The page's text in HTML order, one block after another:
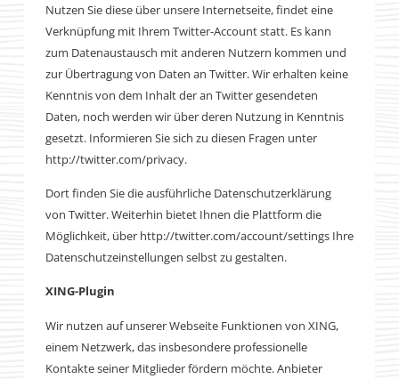
Nutzen Sie diese über unsere Internetseite, findet eine
Verknüpfung mit Ihrem Twitter-Account statt. Es kann
zum Datenaustausch mit anderen Nutzern kommen und
zur Übertragung von Daten an Twitter. Wir erhalten keine
Kenntnis von dem Inhalt der an Twitter gesendeten
Daten, noch werden wir über deren Nutzung in Kenntnis
gesetzt. Informieren Sie sich zu diesen Fragen unter
http://twitter.com/privacy.
Dort finden Sie die ausführliche Datenschutzerklärung
von Twitter. Weiterhin bietet Ihnen die Plattform die
Möglichkeit, über http://twitter.com/account/settings Ihre
Datenschutzeinstellungen selbst zu gestalten.
XING-Plugin
Wir nutzen auf unserer Webseite Funktionen von XING,
einem Netzwerk, das insbesondere professionelle
Kontakte seiner Mitglieder fördern möchte. Anbieter